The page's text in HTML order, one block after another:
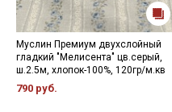
Муслин Премиум двухслойный
гладкий "Мелисента" цв.серый,
ш.2.5м, хлопок-100%, 120гр/м.кв
790 руб.